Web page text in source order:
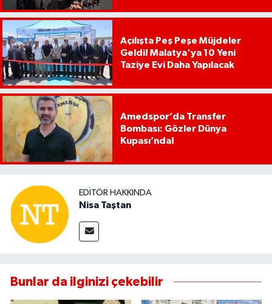
Açılışta Peş Peşe Müjdeler
Geldi! Malatya'ya 10 Yeni
Taziye Evi Daha Yapılacak
Amedspor’da Transfer
Bombası: Gözler Dünya
Kupası’nda!
EDITÖR HAKKINDA
Nisa Taştan
Bunlar da ilginizi çekebilir